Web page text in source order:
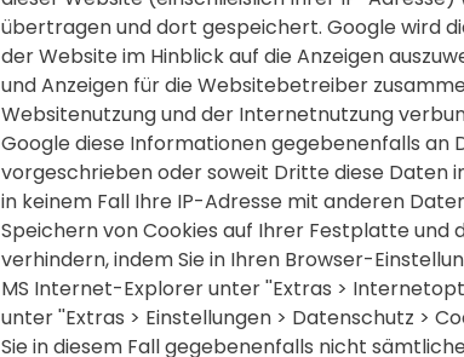
übertragen und dort gespeichert. Google wird
der Website im Hinblick auf die Anzeigen
und Anzeigen für die Websitebetreiber
Websitenutzung und der Internetnutzung
Google diese Informationen gegebenenfalls
vorgeschrieben oder soweit Dritte diese Daten
in keinem Fall Ihre IP-Adresse mit anderen
Speichern von Cookies auf Ihrer Festplatte und
verhindern, indem Sie in Ihren Browser-
MS Internet-Explorer unter ''Extras >
unter ''Extras > Einstellungen > Datenschutz >
Sie in diesem Fall gegebenenfalls nicht